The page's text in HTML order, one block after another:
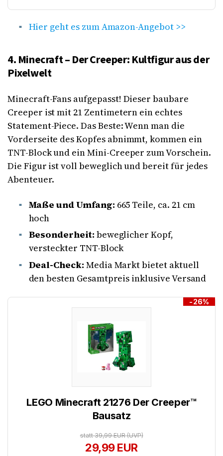
Hier geht es zum Amazon-Angebot >>
4. Minecraft – Der Creeper: Kultfigur aus der
Pixelwelt
Minecraft-Fans aufgepasst! Dieser baubare
Creeper ist mit 21 Zentimetern ein echtes
Statement-Piece. Das Beste: Wenn man die
Vorderseite des Kopfes abnimmt, kommen ein
TNT-Block und ein Mini-Creeper zum Vorschein.
Die Figur ist voll beweglich und bereit für jedes
Abenteuer.
Maße und Umfang: 665 Teile, ca. 21 cm
hoch
Besonderheit: beweglicher Kopf,
versteckter TNT-Block
Deal-Check: Media Markt bietet aktuell
den besten Gesamtpreis inklusive Versand
-26%
LEGO Minecraft 21276 Der Creeper™
Bausatz
statt 39,99 EUR(UVP)
29,99 EUR